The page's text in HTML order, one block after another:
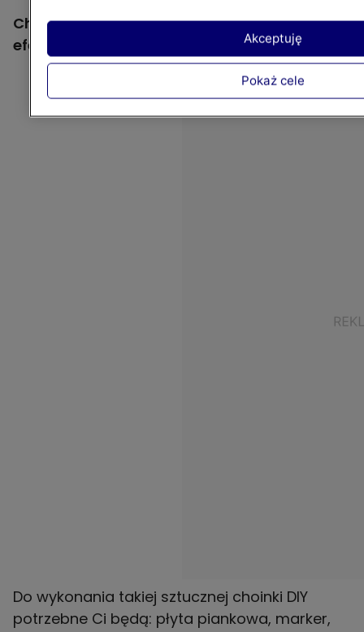
Choinka z płyty piankowej – prosta i
efektowna ozdoba bożonarodzeniowa
Do wykonania takiej sztucznej choinki DIY
potrzebne Ci będą: płyta piankowa, marker,
Pokaż cele
Akceptuję